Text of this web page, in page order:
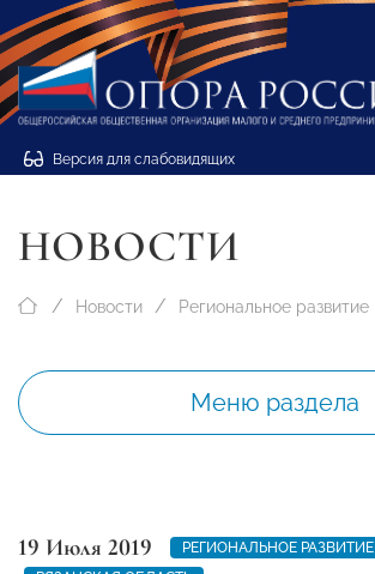
Версия для слабовидящих
НОВОСТИ
Новости Региональное развитие
Меню раздела
19 Июля 2019
РЕГИОНАЛЬНОЕ РАЗВИТИЕ